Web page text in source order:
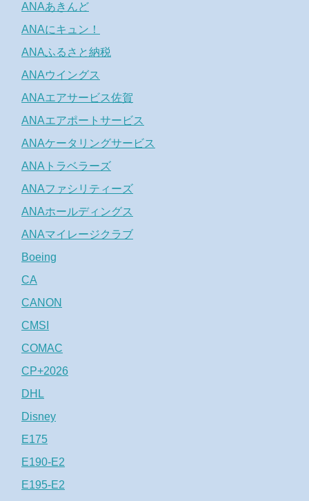
ANAあきんど
ANAにキュン！
ANAふるさと納税
ANAウイングス
ANAエアサービス佐賀
ANAエアポートサービス
ANAケータリングサービス
ANAトラベラーズ
ANAファシリティーズ
ANAホールディングス
ANAマイレージクラブ
Boeing
CA
CANON
CMSI
COMAC
CP+2026
DHL
Disney
E175
E190-E2
E195-E2